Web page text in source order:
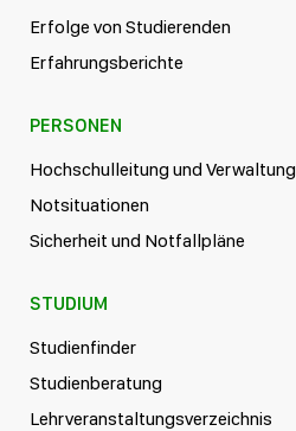
Erfolge von Studierenden
Erfahrungsberichte
PERSONEN
Hochschulleitung und Verwaltung
Notsituationen
Sicherheit und Notfallpläne
STUDIUM
Studienfinder
Studienberatung
Lehrveranstaltungsverzeichnis